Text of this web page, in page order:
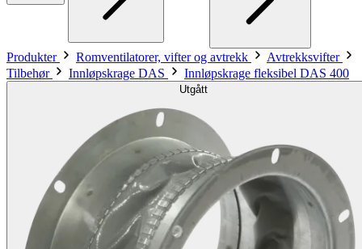
Produkter Romventilatorer, vifter og avtrekk
Avtrekksvifter
Tilbehør
Innløpskrage DAS Innløpskrage fleksibel DAS 400
Utgått